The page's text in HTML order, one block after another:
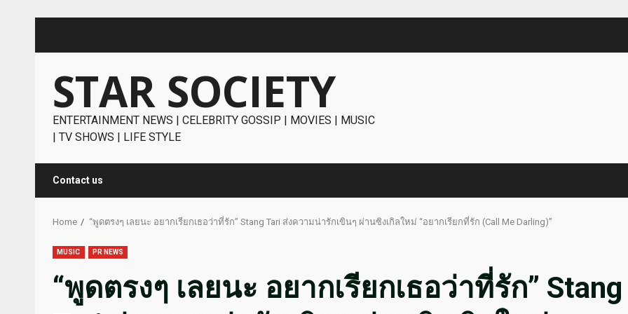
STAR SOCIETY
ENTERTAINMENT NEWS | CELEBRITY GOSSIP | MOVIES | MUSIC
| TV SHOWS | LIFE STYLE
Contact us
Home “พูดตรงๆ เลยนะ อยากเรียกเธอว่าที่รัก” Stang Tari ส่งความน่ารักเขินๆ ผ่านซิงเกิลใหม่ “อยากเรียกที่รัก (Call Me Darling)”
MUSIC PR NEWS
“พูดตรงๆ เลยนะ อยากเรียกเธอว่าที่รัก” Stang